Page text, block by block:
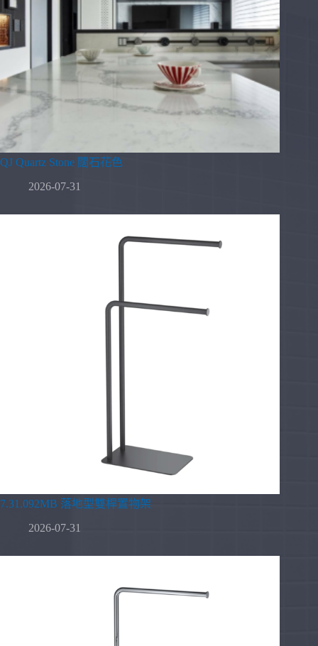
QJ Quartz Stone 闊石花色
2026-07-31
7.31.092MB 落地型雙桿置物架
2026-07-31